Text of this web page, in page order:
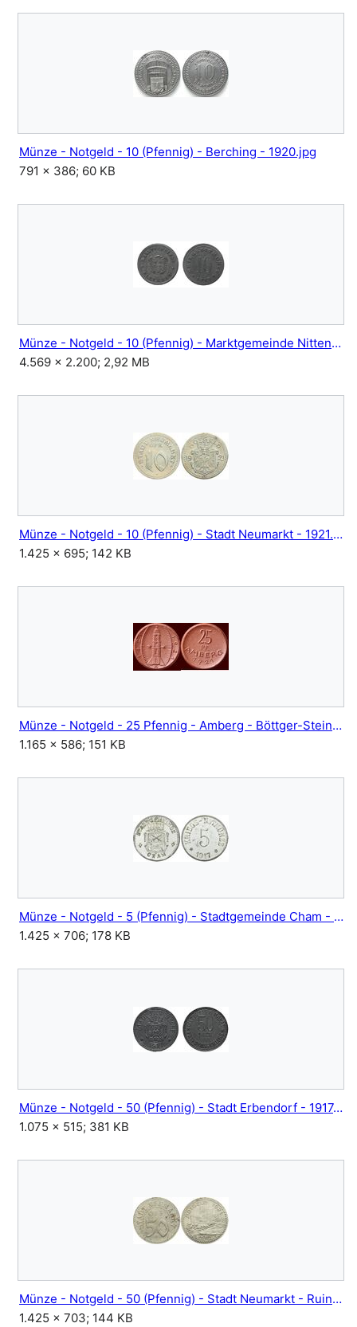
Münze - Notgeld - 10 (Pfennig) - Berching - 1920.jpg
791 × 386; 60 KB
Münze - Notgeld - 10 (Pfennig) - Marktgemeinde Nittenau - 1917.jpg
4.569 × 2.200; 2,92 MB
Münze - Notgeld - 10 (Pfennig) - Stadt Neumarkt - 1921.jpg
1.425 × 695; 142 KB
Münze - Notgeld - 25 Pfennig - Amberg - Böttger-Steinzeug - Meißen - 1921.jpg
1.165 × 586; 151 KB
Münze - Notgeld - 5 (Pfennig) - Stadtgemeinde Cham - 1917.jpg
1.425 × 706; 178 KB
Münze - Notgeld - 50 (Pfennig) - Stadt Erbendorf - 1917.jpg
1.075 × 515; 381 KB
Münze - Notgeld - 50 (Pfennig) - Stadt Neumarkt - Ruine Wolfstein - 1921.jpg
1.425 × 703; 144 KB